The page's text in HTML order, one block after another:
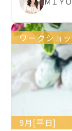
ワークショ
9月[平日]